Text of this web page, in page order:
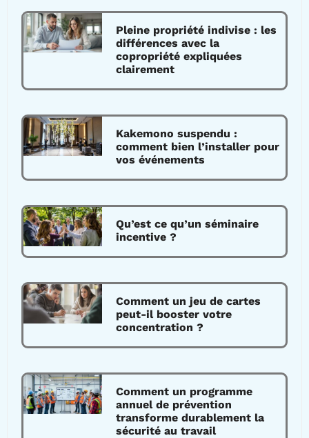
Pleine propriété indivise : les
différences avec la
copropriété expliquées
clairement
Kakemono suspendu :
comment bien l’installer pour
vos événements
Qu’est ce qu’un séminaire
incentive ?
Comment un jeu de cartes
peut-il booster votre
concentration ?
Comment un programme
annuel de prévention
transforme durablement la
sécurité au travail